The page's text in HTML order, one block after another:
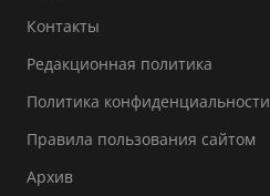
Контакты
Редакционная политика
Политика конфиденциальности
Правила пользования сайтом
Архив